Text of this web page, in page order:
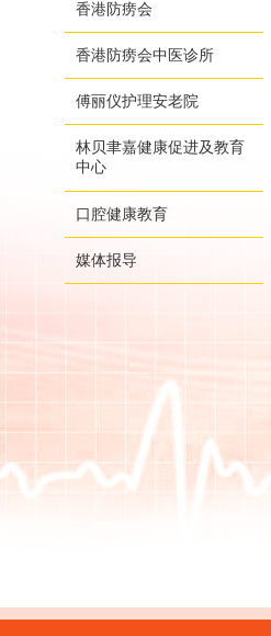
香港防痨会
香港防痨会中医诊所
傅丽仪护理安老院
林贝聿嘉健康促进及教育
中心
口腔健康教育
媒体报导